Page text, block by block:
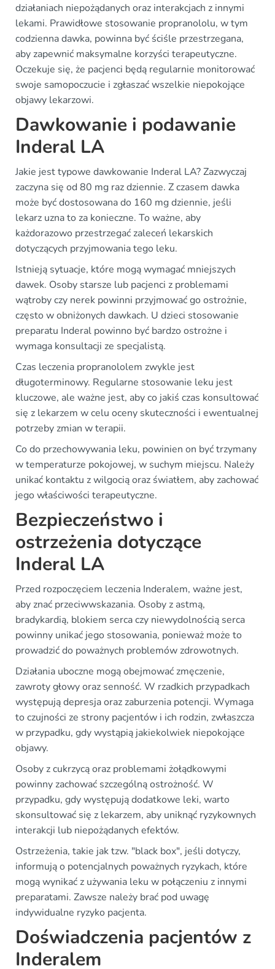
działaniach niepożądanych oraz interakcjach z innymi
lekami. Prawidłowe stosowanie propranololu, w tym
codzienna dawka, powinna być ściśle przestrzegana,
aby zapewnić maksymalne korzyści terapeutyczne.
Oczekuje się, że pacjenci będą regularnie monitorować
swoje samopoczucie i zgłaszać wszelkie niepokojące
objawy lekarzowi.
Dawkowanie i podawanie
Inderal LA
Jakie jest typowe dawkowanie Inderal LA? Zazwyczaj
zaczyna się od 80 mg raz dziennie. Z czasem dawka
może być dostosowana do 160 mg dziennie, jeśli
lekarz uzna to za konieczne. To ważne, aby
każdorazowo przestrzegać zaleceń lekarskich
dotyczących przyjmowania tego leku.
Istnieją sytuacje, które mogą wymagać mniejszych
dawek. Osoby starsze lub pacjenci z problemami
wątroby czy nerek powinni przyjmować go ostrożnie,
często w obniżonych dawkach. U dzieci stosowanie
preparatu Inderal powinno być bardzo ostrożne i
wymaga konsultacji ze specjalistą.
Czas leczenia propranololem zwykle jest
długoterminowy. Regularne stosowanie leku jest
kluczowe, ale ważne jest, aby co jakiś czas konsultować
się z lekarzem w celu oceny skuteczności i ewentualnej
potrzeby zmian w terapii.
Co do przechowywania leku, powinien on być trzymany
w temperaturze pokojowej, w suchym miejscu. Należy
unikać kontaktu z wilgocią oraz światłem, aby zachować
jego właściwości terapeutyczne.
Bezpieczeństwo i
ostrzeżenia dotyczące
Inderal LA
Przed rozpoczęciem leczenia Inderalem, ważne jest,
aby znać przeciwwskazania. Osoby z astmą,
bradykardią, blokiem serca czy niewydolnością serca
powinny unikać jego stosowania, ponieważ może to
prowadzić do poważnych problemów zdrowotnych.
Działania uboczne mogą obejmować zmęczenie,
zawroty głowy oraz senność. W rzadkich przypadkach
występują depresja oraz zaburzenia potencji. Wymaga
to czujności ze strony pacjentów i ich rodzin, zwłaszcza
w przypadku, gdy wystąpią jakiekolwiek niepokojące
objawy.
Osoby z cukrzycą oraz problemami żołądkowymi
powinny zachować szczególną ostrożność. W
przypadku, gdy występują dodatkowe leki, warto
skonsultować się z lekarzem, aby uniknąć ryzykownych
interakcji lub niepożądanych efektów.
Ostrzeżenia, takie jak tzw. "black box", jeśli dotyczy,
informują o potencjalnych poważnych ryzykach, które
mogą wynikać z używania leku w połączeniu z innymi
preparatami. Zawsze należy brać pod uwagę
indywidualne ryzyko pacjenta.
Doświadczenia pacjentów z
Inderalem